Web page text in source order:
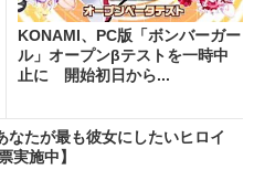
KONAMI、PC版「ボンバーガー
ル」オープンβテストを一時中
止に 開始初日から...
なたが最も彼女にしたいヒロイ
実施中】